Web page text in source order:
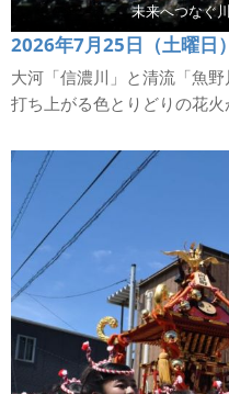
未来へつなぐ
2026年7月25日（土曜日）
大河「信濃川」と清流「魚
打ち上がる色とりどりの花